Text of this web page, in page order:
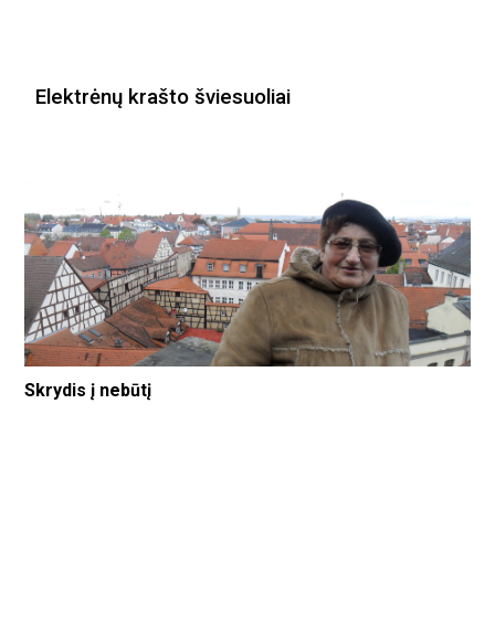
Elektrėnų krašto šviesuoliai
Skrydis į nebūtį